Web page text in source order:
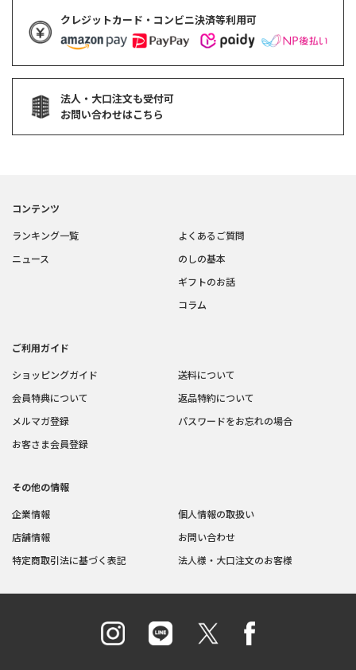
クレジットカード・コンビニ決済等利用可
法人・大口注文も受付可
お問い合わせはこちら
コンテンツ
ランキング一覧
ニュース
よくあるご質問
のしの基本
ギフトのお話
コラム
ご利用ガイド
ショッピングガイド
会員特典について
メルマガ登録
お客さま会員登録
送料について
返品特約について
パスワードをお忘れの場合
その他の情報
企業情報
店舗情報
特定商取引法に基づく表記
個人情報の取扱い
お問い合わせ
法人様・大口注文のお客様